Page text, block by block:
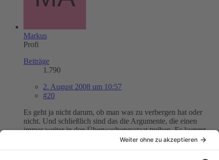
Markus
Profi
Beiträge
1.790
2. August 2008 um 10:57
#20
Es geht ja nicht darum, ob man was zu verbergen hat oder
nicht. Und schließlich sind das die Argumente, die einen
immer weiter in den Überwachungsstaat treiben. Es kommt
immer auf der Schiene "Wer nichts zu verbergen hat, hat